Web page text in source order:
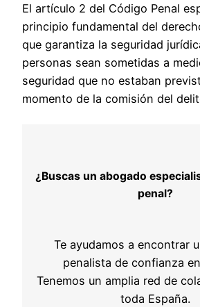
El artículo 2 del Código Penal
principio fundamental del
que garantiza la seguridad
personas sean sometidas a
seguridad que no estaban
momento de la comisión del
¿Buscas un abogado
penal?
Te ayudamos a encontrar
penalista de confianza
Tenemos un amplia red de
toda España.